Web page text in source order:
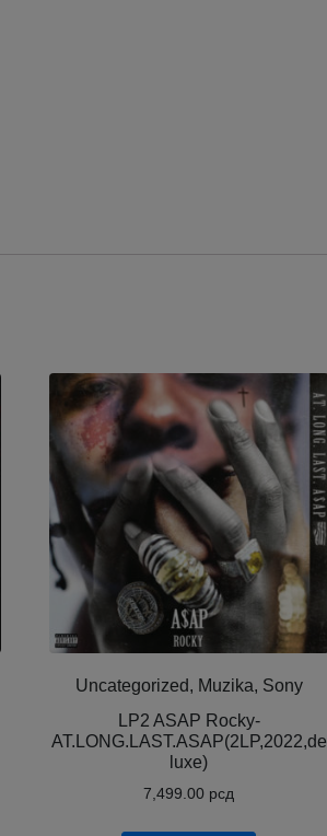
Uncategorized, Muzika, Sony
LP2 ASAP Rocky-
AT.LONG.LAST.ASAP(2LP,2022,de
luxe)
7,499.00 рсд